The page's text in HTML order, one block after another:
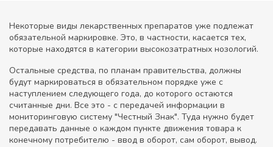
Некоторые виды лекарственных препаратов уже подлежат
обязательной маркировке. Это, в частности, касается тех,
которые находятся в категории высокозатратных нозологий.
Остальные средства, по планам правительства, должны
будут маркироваться в обязательном порядке уже с
наступлением следующего года, до которого остаются
считанные дни. Все это - с передачей информации в
мониторинговую систему "Честный Знак". Туда нужно будет
передавать данные о каждом пункте движения товара к
конечному потребителю - ввод в оборот, сам оборот, вывод.